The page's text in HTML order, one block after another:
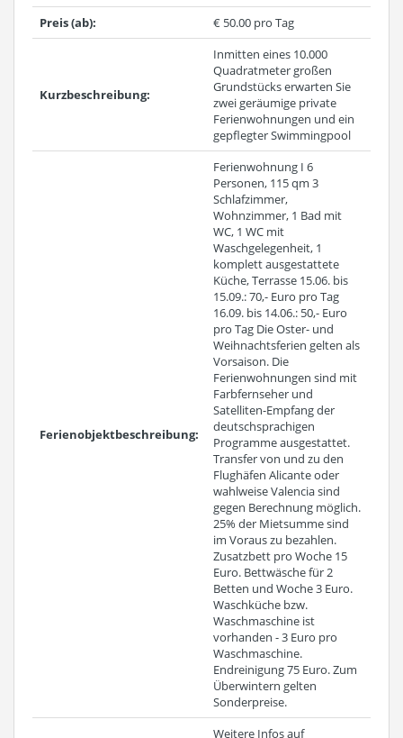
Preis (ab):
€ 50.00 pro Tag
Kurzbeschreibung:
Inmitten eines 10.000
Quadratmeter großen
Grundstücks erwarten Sie
zwei geräumige private
Ferienwohnungen und ein
gepflegter Swimmingpool
Ferienobjektbeschreibung:
Ferienwohnung I 6
Personen, 115 qm 3
Schlafzimmer,
Wohnzimmer, 1 Bad mit
WC, 1 WC mit
Waschgelegenheit, 1
komplett ausgestattete
Küche, Terrasse 15.06. bis
15.09.: 70,- Euro pro Tag
16.09. bis 14.06.: 50,- Euro
pro Tag Die Oster- und
Weihnachtsferien gelten als
Vorsaison. Die
Ferienwohnungen sind mit
Farbfernseher und
Satelliten-Empfang der
deutschsprachigen
Programme ausgestattet.
Transfer von und zu den
Flughäfen Alicante oder
wahlweise Valencia sind
gegen Berechnung möglich.
25% der Mietsumme sind
im Voraus zu bezahlen.
Zusatzbett pro Woche 15
Euro. Bettwäsche für 2
Betten und Woche 3 Euro.
Waschküche bzw.
Waschmaschine ist
vorhanden - 3 Euro pro
Waschmaschine.
Endreinigung 75 Euro. Zum
Überwintern gelten
Sonderpreise.
Weitere Infos auf